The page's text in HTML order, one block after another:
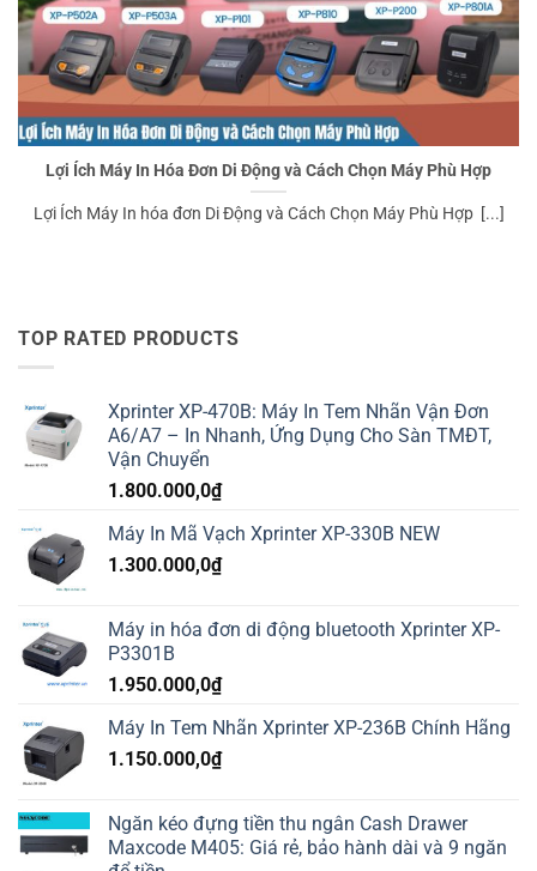
Lợi Ích Máy In Hóa Đơn Di Động và Cách Chọn Máy Phù Hợp
Lợi Ích Máy In hóa đơn Di Động và Cách Chọn Máy Phù Hợp ️ [...]
TOP RATED PRODUCTS
Xprinter XP-470B: Máy In Tem Nhãn Vận Đơn
A6/A7 – In Nhanh, Ứng Dụng Cho Sàn TMĐT,
Vận Chuyển
1.800.000,0₫
Máy In Mã Vạch Xprinter XP-330B NEW
1.300.000,0₫
Máy in hóa đơn di động bluetooth Xprinter XP-
P3301B
1.950.000,0₫
Máy In Tem Nhãn Xprinter XP-236B Chính Hãng
1.150.000,0₫
Ngăn kéo đựng tiền thu ngân Cash Drawer
Maxcode M405: Giá rẻ, bảo hành dài và 9 ngăn